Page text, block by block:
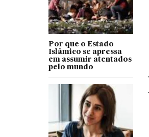
Por que o Estado
Islâmico se apressa
em assumir atentados
pelo mundo